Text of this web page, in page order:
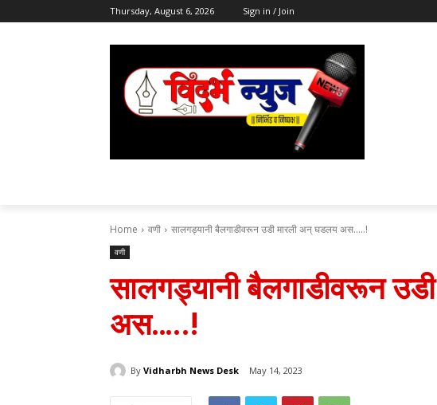
Thursday, August 6, 2026 Sign in / Join
Home वणी सालगड्यानी बैलगाडीवरून उडी मारली अन् घडलय अस.....!
वणी
सालगड्यानी बैलगाडीवरून
अस…..!
By Vidharbh News Desk May 14, 2023